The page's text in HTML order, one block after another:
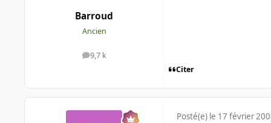
Barroud
Ancien
9,7 k
messages
Citer
Posté(e) le 17 février